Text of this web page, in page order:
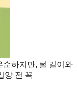
순하지만, 털 길이와
양 전 꼭